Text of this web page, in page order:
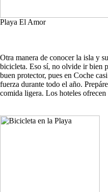
Playa El Amor
Otra manera de conocer la isla y
bicicleta. Eso sí, no olvide ir bien
buen protector, pues en Coche
fuerza durante todo el año.
comida ligera. Los hoteles ofrecen